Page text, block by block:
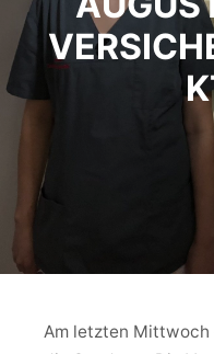
Am letzten Mittwoch